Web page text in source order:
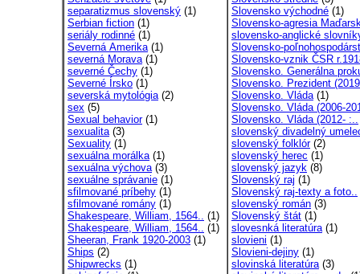
separatizmus slovenský (1)
Serbian fiction (1)
seriály rodinné (1)
Severná Amerika(1)
severná Morava(1)
severné Čechy (1)
Severné Írsko (1)
severská mytológia(2)
sex (5)
Sexual behavior(1)
sexualita(3)
Sexuality (1)
sexuálna morálka(1)
sexuálna výchova(3)
sexuálne správanie (1)
sfilmované príbehy (1)
sfilmované romány (1)
Shakespeare, William, 1564.. (1)
Shakespeare, William, 1564.. (1)
Sheeran, Frank 1920-2003 (1)
Ships (2)
Shipwrecks (1)
Slovensko východné (1)
Slovensko-agresia
slovensko-anglické
Slovensko-
Slovensko-vznik ČSR
Slovensko. Generálna
Slovensko. Prezident
Slovensko. Vláda(1)
Slovensko. Vláda (2006-
Slovensko. Vláda (2012- :..
slovenský divadelný
slovenský folklór(2)
slovenský herec (1)
slovenský jazyk (8)
Slovenský raj (1)
Slovenský raj-texty a foto..
slovenský román (3)
Slovenský štát (1)
slovesnká literatúra(1)
slovieni (1)
Slovieni-dejiny (1)
slovinská literatúra(3)